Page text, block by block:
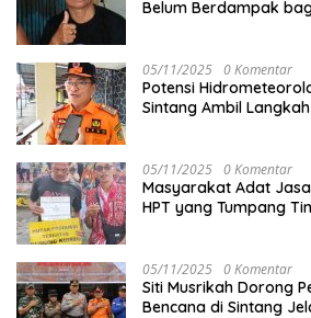
Belum Berdampak
05/11/2025 0 Komentar
Potensi
Sintang Ambil
05/11/2025 0 Komentar
Masyarakat Adat
HPT yang Tumpang
05/11/2025 0 Komentar
Siti Musrikah Dorong
Bencana di Sintang